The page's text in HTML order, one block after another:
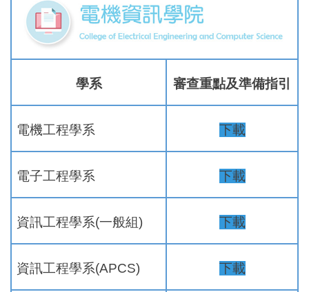
學系 審查重點及準備指引
電機工程學系 下載
電子工程學系 下載
資訊工程學系(一般組) 下載
資訊工程學系(APCS) 下載